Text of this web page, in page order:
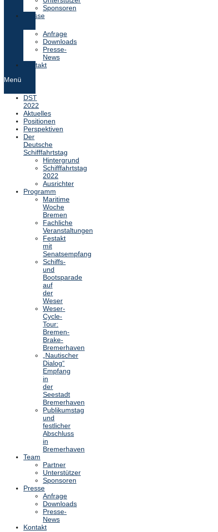
Sponsoren
Presse
Anfrage
Downloads
Presse-
News
Kontakt
Menü
DST
2022
Aktuelles
Positionen
Perspektiven
Der
Deutsche
Schifffahrtstag
Hintergrund
Schifffahrtstag
2022
Ausrichter
Programm
Maritime
Woche
Bremen
Fachliche
Veranstaltungen
Festakt
mit
Senatsempfang
Schiffs-
und
Bootsparade
auf
der
Weser
Weser-
Cycle-
Tour:
Bremen-
Brake-
Bremerhaven
„Nautischer
Dialog“
Empfang
in
der
Seestadt
Bremerhaven
Publikumstag
und
festlicher
Abschluss
in
Bremerhaven
Team
Partner
Unterstützer
Sponsoren
Presse
Anfrage
Downloads
Presse-
News
Kontakt